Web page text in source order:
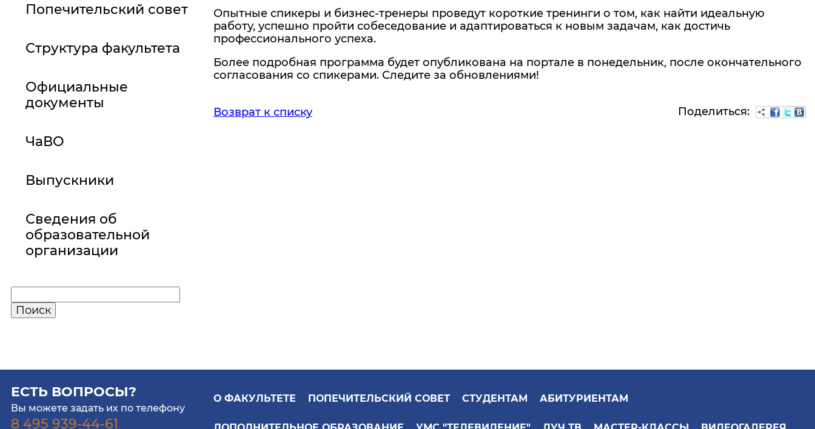
Попечительский совет
Структура факультета
Официальные
документы
ЧаВО
Выпускники
Сведения об
образовательной
организации
Опытные спикеры и бизнес-тренеры проведут короткие тренинги о том, как найти идеальную
работу, успешно пройти собеседование и адаптироваться к новым задачам, как достичь
профессионального успеха.
Более подробная программа будет опубликована на портале в понедельник, после окончательного
согласования со спикерами. Следите за обновлениями!
Возврат к списку Поделиться:
ЕСТЬ ВОПРОСЫ?
Вы можете задать их по телефону
8 495 939-44-61
О ФАКУЛЬТЕТЕ ПОПЕЧИТЕЛЬСКИЙ СОВЕТ СТУДЕНТАМ АБИТУРИЕНТАМ